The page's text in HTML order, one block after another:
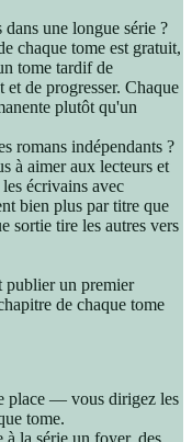
une longue série ?
chaque tome est gratuit,
tome tardif de
de progresser. Chaque
plutôt qu'un
romans indépendants ?
à aimer aux lecteurs et
écrivains avec
bien plus par titre que
sortie tire les autres vers
publier un premier
de chaque tome
place — vous dirigez les
tome.
la série un foyer, des